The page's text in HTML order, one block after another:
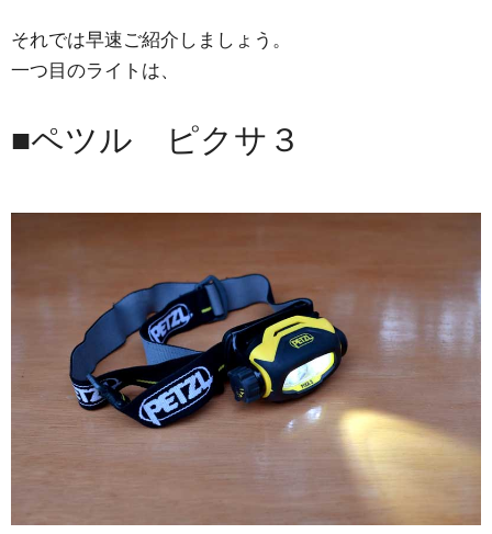
それでは早速ご紹介しましょう。
一つ目のライトは、
■ペツル ピクサ３